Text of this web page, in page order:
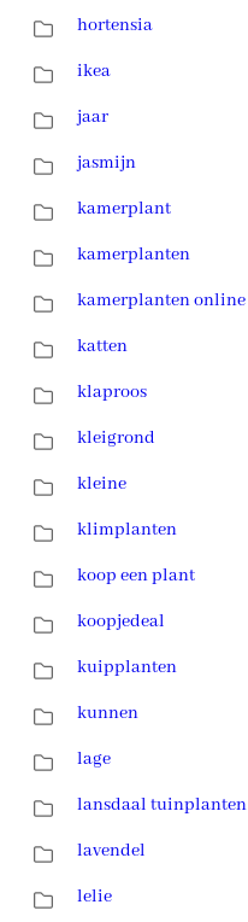
hortensia
ikea
jaar
jasmijn
kamerplant
kamerplanten
kamerplanten online
katten
klaproos
kleigrond
kleine
klimplanten
koop een plant
koopjedeal
kuipplanten
kunnen
lage
lansdaal tuinplanten
lavendel
lelie